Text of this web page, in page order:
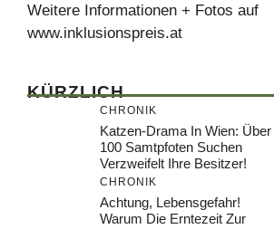
Weitere Informationen + Fotos auf
www.inklusionspreis.at
KÜRZLICH
CHRONIK
Katzen-Drama In Wien: Über
100 Samtpfoten Suchen
Verzweifelt Ihre Besitzer!
CHRONIK
Achtung, Lebensgefahr!
Warum Die Erntezeit Zur